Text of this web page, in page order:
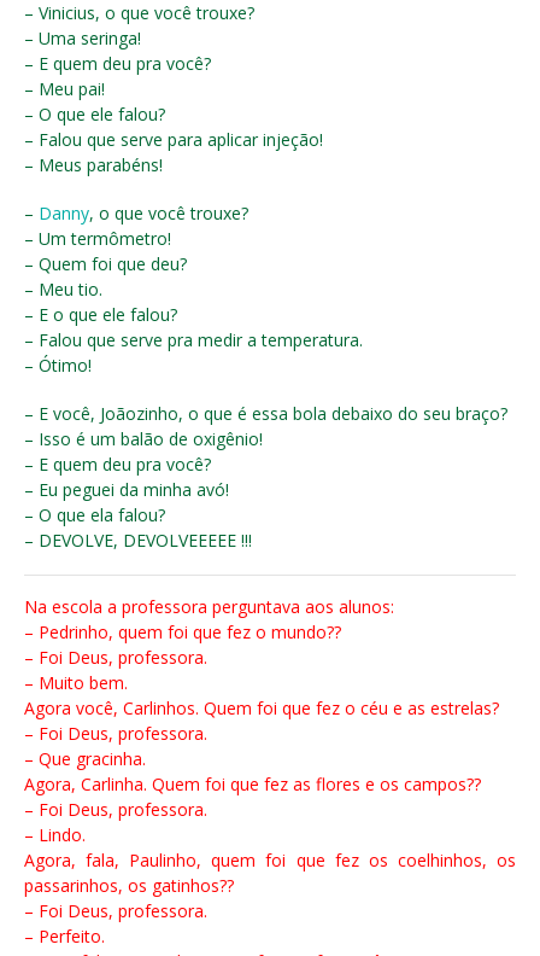
– Vinicius, o que você trouxe?
– Uma seringa!
– E quem deu pra você?
– Meu pai!
– O que ele falou?
– Falou que serve para aplicar injeção!
– Meus parabéns!
– Danny, o que você trouxe?
– Um termômetro!
– Quem foi que deu?
– Meu tio.
– E o que ele falou?
– Falou que serve pra medir a temperatura.
– Ótimo!
– E você, Joãozinho, o que é essa bola debaixo do seu braço?
– Isso é um balão de oxigênio!
– E quem deu pra você?
– Eu peguei da minha avó!
– O que ela falou?
– DEVOLVE, DEVOLVEEEEE !!!
Na escola a professora perguntava aos alunos:
– Pedrinho, quem foi que fez o mundo??
– Foi Deus, professora.
– Muito bem.
Agora você, Carlinhos. Quem foi que fez o céu e as estrelas?
– Foi Deus, professora.
– Que gracinha.
Agora, Carlinha. Quem foi que fez as flores e os campos??
– Foi Deus, professora.
– Lindo.
Agora, fala, Paulinho, quem foi que fez os coelhinhos, os
passarinhos, os gatinhos??
– Foi Deus, professora.
– Perfeito.